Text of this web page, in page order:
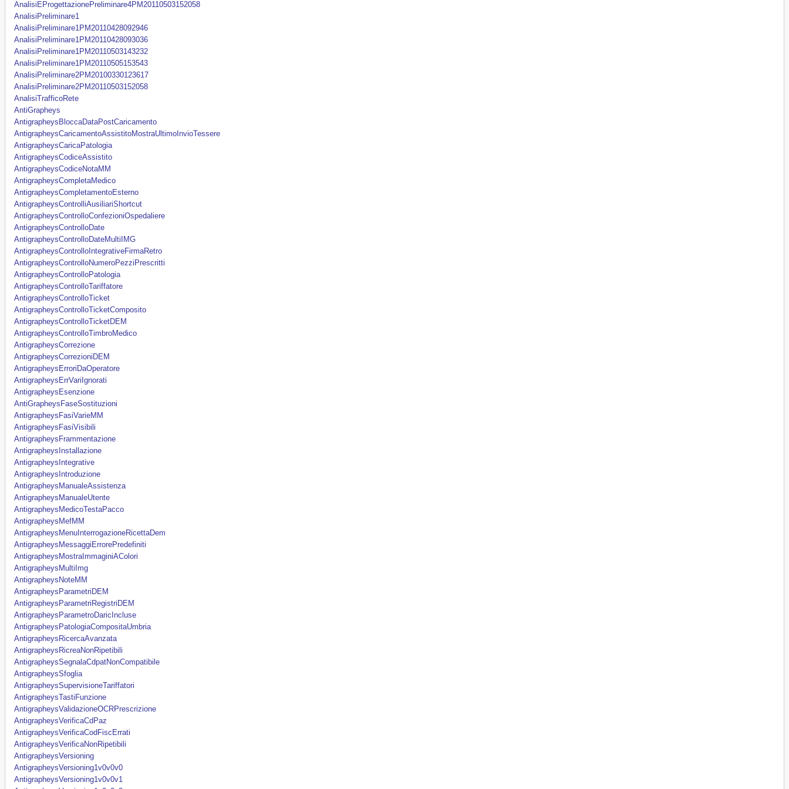
AnalisiEProgettazionePreliminare4PM20110503152058
AnalisiPreliminare1
AnalisiPreliminare1PM20110428092946
AnalisiPreliminare1PM20110428093036
AnalisiPreliminare1PM20110503143232
AnalisiPreliminare1PM20110505153543
AnalisiPreliminare2PM20100330123617
AnalisiPreliminare2PM20110503152058
AnalisiTrafficoRete
AntiGrapheys
AntigrapheysBloccaDataPostCaricamento
AntigrapheysCaricamentoAssistitoMostraUltimoInvioTessere
AntigrapheysCaricaPatologia
AntigrapheysCodiceAssistito
AntigrapheysCodiceNotaMM
AntigrapheysCompletaMedico
AntigrapheysCompletamentoEsterno
AntigrapheysControlliAusiliariShortcut
AntigrapheysControlloConfezioniOspedaliere
AntigrapheysControlloDate
AntigrapheysControlloDateMultiIMG
AntigrapheysControlloIntegrativeFirmaRetro
AntigrapheysControlloNumeroPezziPrescritti
AntigrapheysControlloPatologia
AntigrapheysControlloTariffatore
AntigrapheysControlloTicket
AntigrapheysControlloTicketComposito
AntigrapheysControlloTicketDEM
AntigrapheysControlloTimbroMedico
AntigrapheysCorrezione
AntigrapheysCorrezioniDEM
AntigrapheysErroriDaOperatore
AntigrapheysErrVariIgnorati
AntigrapheysEsenzione
AntiGrapheysFaseSostituzioni
AntigrapheysFasiVarieMM
AntigrapheysFasiVisibili
AntigrapheysFrammentazione
AntigrapheysInstallazione
AntigrapheysIntegrative
AntigrapheysIntroduzione
AntigrapheysManualeAssistenza
AntigrapheysManualeUtente
AntigrapheysMedicoTestaPacco
AntigrapheysMefMM
AntigrapheysMenuInterrogazioneRicettaDem
AntigrapheysMessaggiErrorePredefiniti
AntigrapheysMostraImmaginiAColori
AntigrapheysMultiImg
AntigrapheysNoteMM
AntigrapheysParametriDEM
AntigrapheysParametriRegistriDEM
AntigrapheysParametroDaricIncluse
AntigrapheysPatologiaCompositaUmbria
AntigrapheysRicercaAvanzata
AntigrapheysRicreaNonRipetibili
AntigrapheysSegnalaCdpatNonCompatibile
AntigrapheysSfoglia
AntigrapheysSupervisioneTariffatori
AntigrapheysTastiFunzione
AntigrapheysValidazioneOCRPrescrizione
AntigrapheysVerificaCdPaz
AntigrapheysVerificaCodFiscErrati
AntigrapheysVerificaNonRipetibili
AntigrapheysVersioning
AntigrapheysVersioning1v0v0v0
AntigrapheysVersioning1v0v0v1